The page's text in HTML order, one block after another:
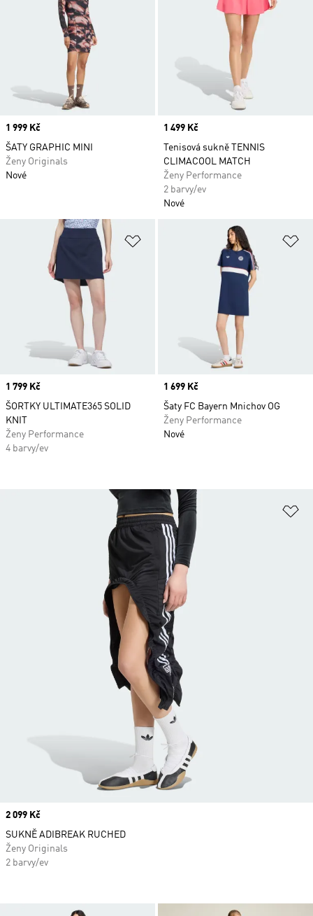
Price
1 999 Kč
ŠATY GRAPHIC MINI
Ženy Originals
Nové
Price
1 499 Kč
Tenisová sukně TENNIS
CLIMACOOL MATCH
Ženy Performance
2 barvy/ev
Nové
Přidat do seznamu přání
Price
1 799 Kč
ŠORTKY ULTIMATE365 SOLID
KNIT
Ženy Performance
4 barvy/ev
Price
1 699 Kč
Šaty FC Bayern Mnichov OG
Ženy Performance
Nové
Price
2 099 Kč
SUKNĚ ADIBREAK RUCHED
Ženy Originals
2 barvy/ev